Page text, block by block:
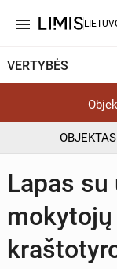
menu
VERTYBĖS
OBJEKTAS
Lapas